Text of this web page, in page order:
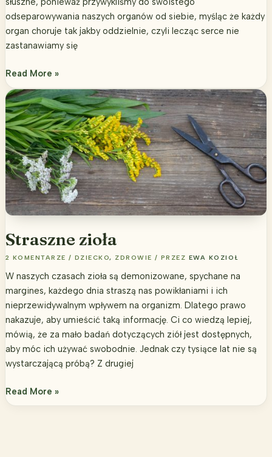
odseparowywania naszych organów od siebie, myśląc że każdy
organ choruje tak jakby oddzielnie, czyli lecząc serce nie
zastanawiamy się
Jak
zrobić
syrop
chrzanowy
wzmacniający
odporność
Read More »
Straszne zioła
2 KOMENTARZE / DZIECKO, ZDROWIE / PRZEZ EWA KOZIOŁ
W naszych czasach zioła są demonizowane, spychane na
margines, każdego dnia straszą nas powikłaniami i ich
nieprzewidywalnym wpływem na organizm. Dlatego prawo
nakazuje, aby umieścić taką informację. Ci co wiedzą lepiej,
mówią, że za mało badań dotyczących ziół jest dostępnych,
aby móc ich używać swobodnie. Jednak czy tysiące lat nie są
wystarczającą próbą? Z drugiej
Straszne
Read More »